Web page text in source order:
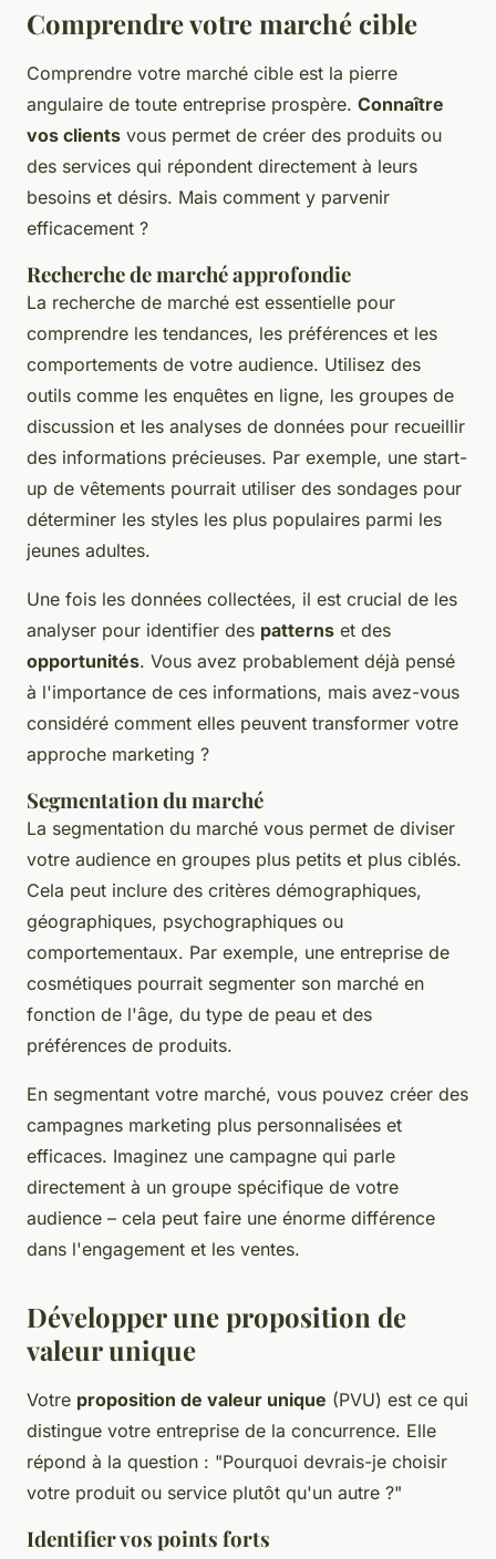
Comprendre votre marché cible
Comprendre votre marché cible est la pierre
angulaire de toute entreprise prospère. Connaître
vos clients vous permet de créer des produits ou
des services qui répondent directement à leurs
besoins et désirs. Mais comment y parvenir
efficacement ?
Recherche de marché approfondie
La recherche de marché est essentielle pour
comprendre les tendances, les préférences et les
comportements de votre audience. Utilisez des
outils comme les enquêtes en ligne, les groupes de
discussion et les analyses de données pour recueillir
des informations précieuses. Par exemple, une start-
up de vêtements pourrait utiliser des sondages pour
déterminer les styles les plus populaires parmi les
jeunes adultes.
Une fois les données collectées, il est crucial de les
analyser pour identifier des patterns et des
opportunités. Vous avez probablement déjà pensé
à l'importance de ces informations, mais avez-vous
considéré comment elles peuvent transformer votre
approche marketing ?
Segmentation du marché
La segmentation du marché vous permet de diviser
votre audience en groupes plus petits et plus ciblés.
Cela peut inclure des critères démographiques,
géographiques, psychographiques ou
comportementaux. Par exemple, une entreprise de
cosmétiques pourrait segmenter son marché en
fonction de l'âge, du type de peau et des
préférences de produits.
En segmentant votre marché, vous pouvez créer des
campagnes marketing plus personnalisées et
efficaces. Imaginez une campagne qui parle
directement à un groupe spécifique de votre
audience – cela peut faire une énorme différence
dans l'engagement et les ventes.
Développer une proposition de
valeur unique
Votre proposition de valeur unique (PVU) est ce qui
distingue votre entreprise de la concurrence. Elle
répond à la question : "Pourquoi devrais-je choisir
votre produit ou service plutôt qu'un autre ?"
Identifier vos points forts